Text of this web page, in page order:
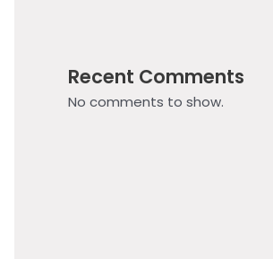
Recent Comments
No comments to show.